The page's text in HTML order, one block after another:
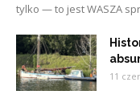
tylko — to jest WASZA
11